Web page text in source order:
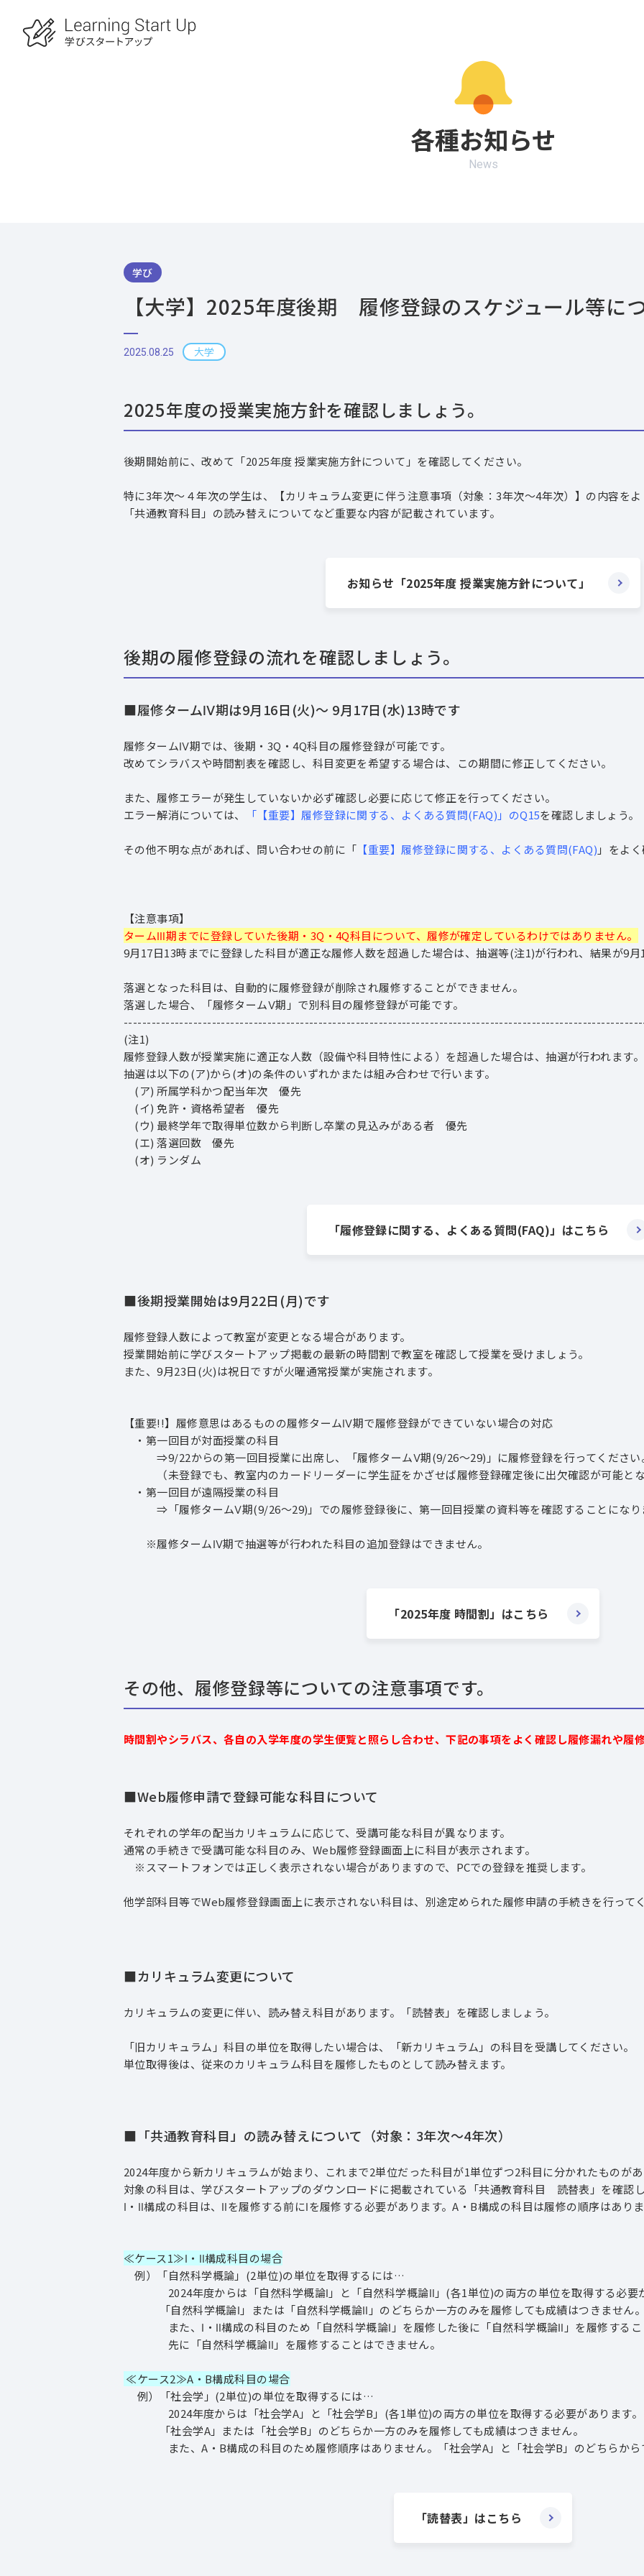
各種お知らせ
News
学び
【大学】2025年度後期 履修登録のスケジュール等に
2025.08.25 大学
2025年度の授業実施方針を確認しましょう。
後期開始前に、改めて「2025年度 授業実施方針について」を確認してください。
特に3年次～４年次の学生は、【カリキュラム変更に伴う注意事項（対象：3年次～4年次）】の内容を
「共通教育科目」の読み替えについてなど重要な内容が記載されています。
お知らせ「2025年度 授業実施方針について」
後期の履修登録の流れを確認しましょう。
■履修タームⅣ期は9⽉16⽇(火)〜 9⽉17⽇(水)13時です
履修タームⅣ期では、後期・3Q・4Q科目の履修登録が可能です。
改めてシラバスや時間割表を確認し、科目変更を希望する場合は、この期間に修正してください。
また、履修エラーが発生していないか必ず確認し必要に応じて修正を行ってください。
エラー解消については、
「【重要】履修登録に関する、よくある質問(FAQ)」のQ15を確認しましょう。
その他不明な点があれば、問い合わせの前に「 【重要】履修登録に関する、よくある質問(FAQ) 」をよ
【注意事項】
タームⅢ期までに登録していた後期・3Q・4Q科目について、履修が確定しているわけではありません。
9月17日13時までに登録した科目が適正な履修人数を超過した場合は、抽選等(注1)が行われ、結果が9
落選となった科目は、自動的に履修登録が削除され履修することができません。
落選した場合、「履修タームⅤ期」で別科目の履修登録が可能です。
(注1)
履修登録人数が授業実施に適正な人数（設備や科目特性による）を超過した場合は、抽選が行われます。
抽選は以下の(ア)から(オ)の条件のいずれかまたは組み合わせで行います。
(ア) 所属学科かつ配当年次 優先
(イ) 免許・資格希望者 優先
(ウ) 最終学年で取得単位数から判断し卒業の見込みがある者 優先
(エ) 落選回数 優先
(オ) ランダム
「履修登録に関する、よくある質問(FAQ)」はこちら
■後期授業開始は9⽉22⽇(月)です
履修登録人数によって教室が変更となる場合があります。
授業開始前に学びスタートアップ掲載の最新の時間割で教室を確認して授業を受けましょう。
また、9月23日(火)は祝日ですが火曜通常授業が実施されます。
【重要!!】履修意思はあるものの履修タームⅣ期で履修登録ができていない場合の対応
・第一回目が対面授業の科目
⇒9/22からの第一回目授業に出席し、「履修タームⅤ期(9/26～29)」に履修登録を行ってください
（未登録でも、教室内のカードリーダーに学生証をかざせば履修登録確定後に出欠確認が可能と
・第一回目が遠隔授業の科目
⇒「履修タームⅤ期(9/26～29)」での履修登録後に、第一回目授業の資料等を確認することになり
※履修タームⅣ期で抽選等が行われた科目の追加登録はできません。
「2025年度 時間割」はこちら
その他、履修登録等についての注意事項です。
時間割やシラバス、各自の入学年度の学生便覧と照らし合わせ、下記の事項をよく確認し履修漏れや履
■Web履修申請で登録可能な科目について
それぞれの学年の配当カリキュラムに応じて、受講可能な科目が異なります。
通常の手続きで受講可能な科目のみ、Web履修登録画面上に科目が表示されます。
※スマートフォンでは正しく表示されない場合がありますので、PCでの登録を推奨します。
他学部科目等でWeb履修登録画面上に表示されない科目は、別途定められた履修申請の手続きを行って
■カリキュラム変更について
カリキュラムの変更に伴い、読み替え科目があります。「読替表」を確認しましょう。
「旧カリキュラム」科目の単位を取得したい場合は、「新カリキュラム」の科目を受講してください。
単位取得後は、従来のカリキュラム科目を履修したものとして読み替えます。
■「共通教育科目」の読み替えについて（対象：3年次～4年次）
2024年度から新カリキュラムが始まり、これまで2単位だった科目が1単位ずつ2科目に分かれたものが
対象の科目は、学びスタートアップのダウンロードに掲載されている「共通教育科目 読替表」を確認
Ⅰ・Ⅱ構成の科目は、Ⅱを履修する前にⅠを履修する必要があります。A・B構成の科目は履修の順序はあり
≪ケース1≫Ⅰ・Ⅱ構成科目の場合
例）「自然科学概論」(2単位)の単位を取得するには…
2024年度からは「自然科学概論Ⅰ」と「自然科学概論Ⅱ」(各1単位)の両方の単位を取得する必要
「自然科学概論Ⅰ」または「自然科学概論Ⅱ」のどちらか一方のみを履修しても成績はつきません
また、Ⅰ・Ⅱ構成の科目のため「自然科学概論Ⅰ」を履修した後に「自然科学概論Ⅱ」を履修するこ
先に「自然科学概論Ⅱ」を履修することはできません。
≪ケース2≫A・B構成科目の場合
例）「社会学」(2単位)の単位を取得するには…
2024年度からは「社会学A」と「社会学B」(各1単位)の両方の単位を取得する必要があります。
「社会学A」または「社会学B」のどちらか一方のみを履修しても成績はつきません。
また、A・B構成の科目のため履修順序はありません。「社会学A」と「社会学B」のどちらから
「読替表」はこちら